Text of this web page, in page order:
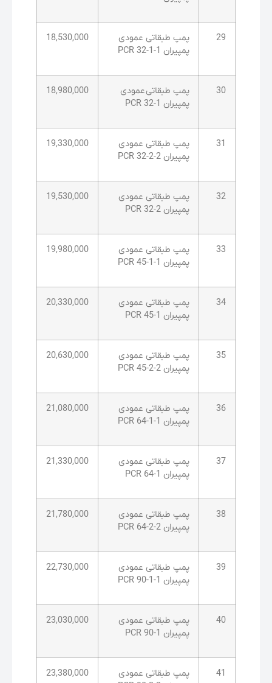
29
پمپ طبقاتی عمودی
پمپیران PCR 32-1-1
18,530,000
30
پمپ طبقاتی عمودی
پمپیران PCR 32-1
18,980,000
31
پمپ طبقاتی عمودی
پمپیران PCR 32-2-2
19,330,000
32
پمپ طبقاتی عمودی
پمپیران PCR 32-2
19,530,000
33
پمپ طبقاتی عمودی
پمپیران PCR 45-1-1
19,980,000
34
پمپ طبقاتی عمودی
پمپیران PCR 45-1
20,330,000
35
پمپ طبقاتی عمودی
پمپیران PCR 45-2-2
20,630,000
36
پمپ طبقاتی عمودی
پمپیران PCR 64-1-1
21,080,000
37
پمپ طبقاتی عمودی
پمپیران PCR 64-1
21,330,000
38
پمپ طبقاتی عمودی
پمپیران PCR 64-2-2
21,780,000
39
پمپ طبقاتی عمودی
پمپیران PCR 90-1-1
22,730,000
40
پمپ طبقاتی عمودی
پمپیران PCR 90-1
23,030,000
41
پمپ طبقاتی عمودی
23,380,000